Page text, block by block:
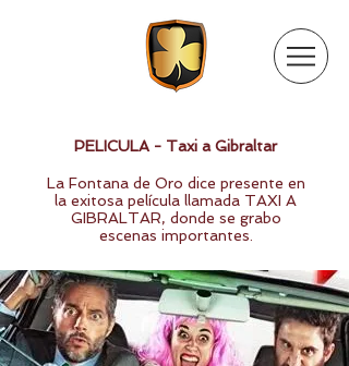
PELICULA - Taxi a Gibraltar
La Fontana de Oro dice presente en
la exitosa película llamada TAXI A
GIBRALTAR, donde se grabo
escenas importantes.